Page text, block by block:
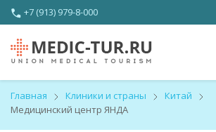
+7 (913) 979-8-000
Главная Клиники и страны
Китай
Медицинский центр ЯНДА